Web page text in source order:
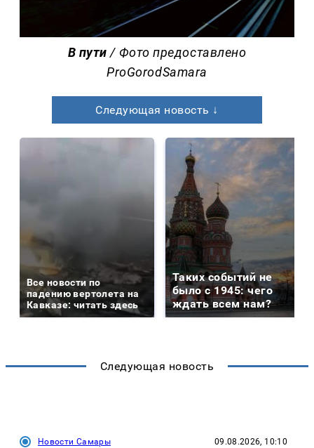
В пути/ Фото предоставлено
ProGorodSamara
Следующая новость ↓
Все новости по
падению вертолета на
Кавказе: читать здесь
Таких событий не
было с 1945: чего
ждать всем нам?
Следующая новость
Новости Самары 09.08.2026, 10:10